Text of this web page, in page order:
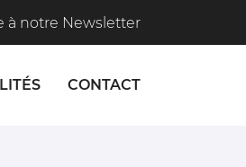
à notre Newsletter
CONTACT